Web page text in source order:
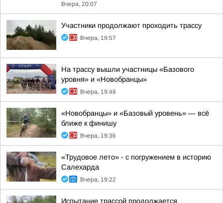
Вчера, 20:07
Участники продолжают проходить трассу
Вчера, 19:57
На трассу вышли участницы «Базового
уровня» и «Новобранцы»
Вчера, 19:48
«Новобранцы» и «Базовый уровень» — всё
ближе к финишу
Вчера, 19:36
«Трудовое лето» - с погружением в историю
Салехарда
Вчера, 19:22
Испытание трассой продолжается